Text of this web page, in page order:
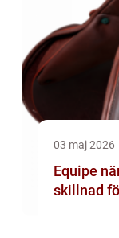
03 maj 2026
Equipe när precision i sadeln gör
skillnad